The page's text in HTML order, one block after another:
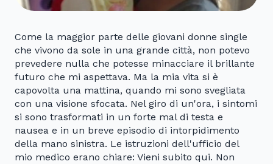
Come la maggior parte delle giovani donne single
che vivono da sole in una grande città, non potevo
prevedere nulla che potesse minacciare il brillante
futuro che mi aspettava. Ma la mia vita si è
capovolta una mattina, quando mi sono svegliata
con una visione sfocata. Nel giro di un'ora, i sintomi
si sono trasformati in un forte mal di testa e
nausea e in un breve episodio di intorpidimento
della mano sinistra. Le istruzioni dell'ufficio del
mio medico erano chiare: Vieni subito qui. Non